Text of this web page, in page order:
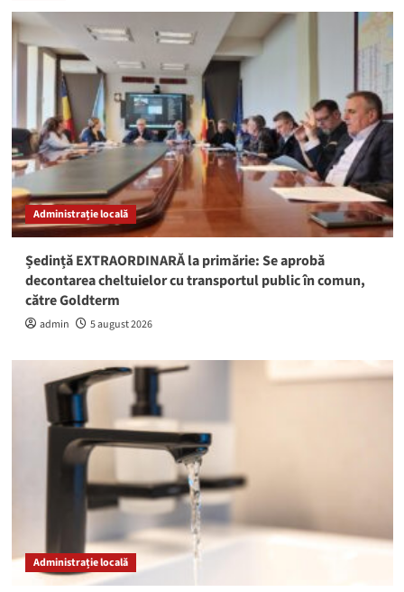
Administrație locală
Ședință EXTRAORDINARĂ la primărie: Se aprobă
decontarea cheltuielor cu transportul public în comun,
către Goldterm
admin 5 august 2026
Administrație locală